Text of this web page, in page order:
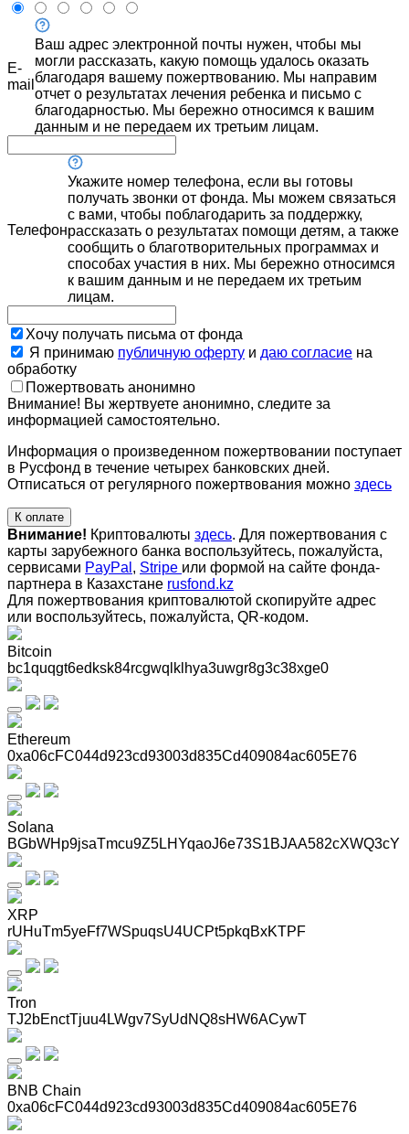
E-
mail
Ваш адрес электронной почты нужен, чтобы мы
могли рассказать, какую помощь удалось оказать
благодаря вашему пожертвованию. Мы направим
отчет о результатах лечения ребенка и письмо с
благодарностью. Мы бережно относимся к вашим
данным и не передаем их третьим лицам.
Телефон
Укажите номер телефона, если вы готовы
получать звонки от фонда. Мы можем связаться
с вами, чтобы поблагодарить за поддержку,
рассказать о результатах помощи детям, а также
сообщить о благотворительных программах и
способах участия в них. Мы бережно относимся
к вашим данным и не передаем их третьим
лицам.
Хочу получать письма от фонда
Я принимаю публичную оферту и даю согласие на
обработку
Пожертвовать анонимно
Внимание! Вы жертвуете анонимно, следите за
информацией самостоятельно.
Информация о произведенном пожертвовании поступает
в Русфонд в течение четырех банковских дней.
Отписаться от регулярного пожертвования можно здесь
К оплате
Внимание! Криптовалюты здесь. Для пожертвования с
карты зарубежного банка воспользуйтесь, пожалуйста,
сервисами PayPal , Stripe или формой на сайте фонда-
партнера в Казахстане rusfond.kz
Для пожертвования криптовалютой скопируйте адрес
или воспользуйтесь, пожалуйста, QR-кодом.
Bitcoin
bc1quqgt6edksk84rcgwqlklhya3uwgr8g3c38xge0
Ethereum
0xa06cFC044d923cd93003d835Cd409084ac605E76
Solana
BGbWHp9jsaTmcu9Z5LHYqaoJ6e73S1BJAA582cXWQ3cY
XRP
rUHuTm5yeFf7WSpuqsU4UCPt5pkqBxKTPF
Tron
TJ2bEnctTjuu4LWgv7SyUdNQ8sHW6ACywT
BNB Chain
0xa06cFC044d923cd93003d835Cd409084ac605E76